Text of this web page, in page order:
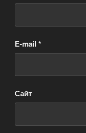
E-mail *
Сайт